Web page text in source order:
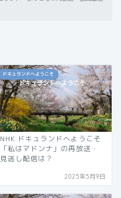
ドキュランドへようこそ
NHK ドキュランドへようこそ
「私はマドンナ」の再放送・
見逃し配信は？
2025年5月9日